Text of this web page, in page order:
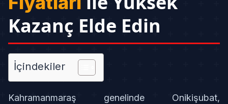
Kazanç Elde Edin
İçindekiler
Kahramanmaraş genelinde Onikişubat,